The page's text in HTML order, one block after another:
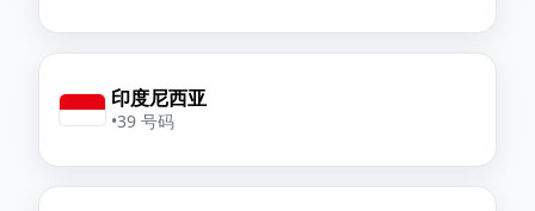
印度尼西亚
•39 号码